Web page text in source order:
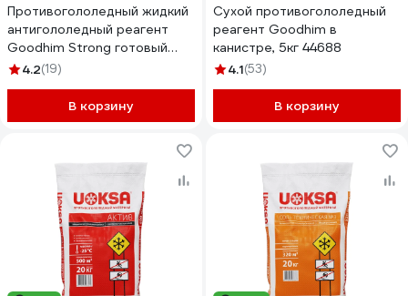
Противогололедный жидкий
антигололедный реагент
Goodhim Strong готовый
раствор, 20л 82336
4.2(19)
В корзину
Сухой противогололедный
реагент Goodhim в
канистре, 5кг 44688
4.1(53)
В корзину